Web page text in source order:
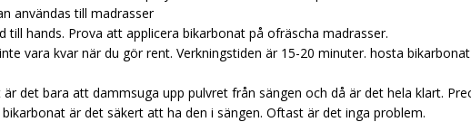
användas till madrasser
till hands. Prova att applicera bikarbonat på ofräscha madrasser.
vara kvar när du gör rent. Verkningstiden är 15-20 minuter. hosta bikarbonat
är det bara att dammsuga upp pulvret från sängen och då är det hela klart.
är det säkert att ha den i sängen. Oftast är det inga problem.